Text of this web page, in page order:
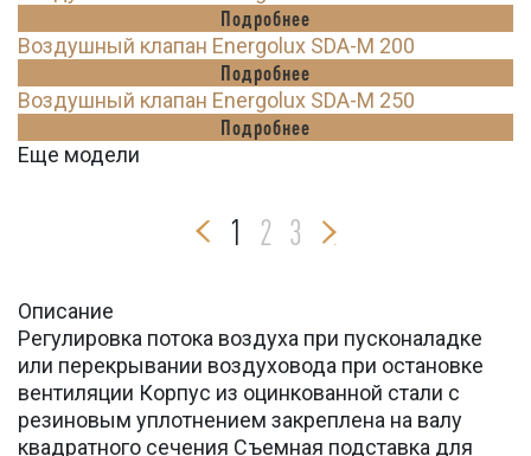
Подробнее
Воздушный клапан Energolux SDA-M 200
Подробнее
Воздушный клапан Energolux SDA-M 250
Подробнее
Еще модели
1 2 3
Описание
Регулировка потока воздуха при пусконаладке
или перекрывании воздуховода при остановке
вентиляции Корпус из оцинкованной стали с
резиновым уплотнением закреплена на валу
квадратного сечения Съемная подставка для